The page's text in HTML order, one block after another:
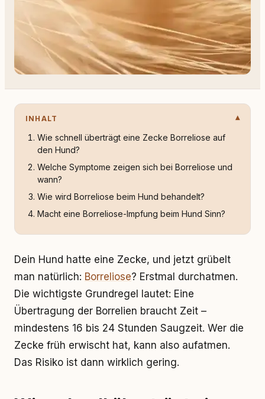
INHALT
Wie schnell überträgt eine Zecke Borreliose auf
den Hund?
Welche Symptome zeigen sich bei Borreliose und
wann?
Wie wird Borreliose beim Hund behandelt?
Macht eine Borreliose-Impfung beim Hund Sinn?
Dein Hund hatte eine Zecke, und jetzt grübelt
man natürlich: Borreliose? Erstmal durchatmen.
Die wichtigste Grundregel lautet: Eine
Übertragung der Borrelien braucht Zeit –
mindestens 16 bis 24 Stunden Saugzeit. Wer die
Zecke früh erwischt hat, kann also aufatmen.
Das Risiko ist dann wirklich gering.